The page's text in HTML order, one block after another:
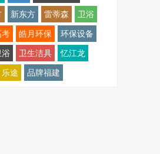
新东方 雷蒂森 卫浴
考 皓月环保 环保设备
卫生洁具 忆江龙
乐途 品牌福建